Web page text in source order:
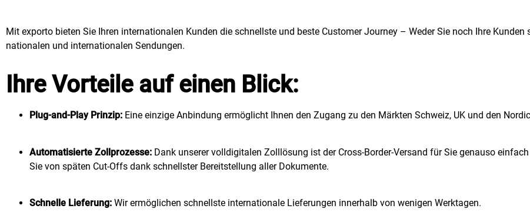
Mit exporto bieten Sie Ihren internationalen Kunden die schnellste und beste Customer Journey – Weder Sie noch Ihre Kunden
nationalen und internationalen Sendungen.
Ihre Vorteile auf einen Blick:
Plug-and-Play Prinzip: Eine einzige Anbindung ermöglicht Ihnen den Zugang zu den Märkten Schweiz, UK und den
Automatisierte Zollprozesse: Dank unserer volldigitalen Zolllösung ist der Cross-Border-Versand für Sie genauso
Sie von späten Cut-Offs dank schnellster Bereitstellung aller Dokumente.
Schnelle Lieferung: Wir ermöglichen schnellste internationale Lieferungen innerhalb von wenigen Werktagen.